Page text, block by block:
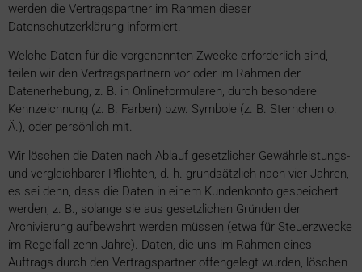
werden die Vertragspartner im Rahmen dieser
Datenschutzerklärung informiert.
Welche Daten für die vorgenannten Zwecke erforderlich sind,
teilen wir den Vertragspartnern vor oder im Rahmen der
Datenerhebung, z. B. in Onlineformularen, durch besondere
Kennzeichnung (z. B. Farben) bzw. Symbole (z. B. Sternchen o.
Ä.), oder persönlich mit.
Wir löschen die Daten nach Ablauf gesetzlicher Gewährleistungs-
und vergleichbarer Pflichten, d. h. grundsätzlich nach vier Jahren,
es sei denn, dass die Daten in einem Kundenkonto gespeichert
werden, z. B., solange sie aus gesetzlichen Gründen der
Archivierung aufbewahrt werden müssen (etwa für Steuerzwecke
im Regelfall zehn Jahre). Daten, die uns im Rahmen eines
Auftrags durch den Vertragspartner offengelegt wurden, löschen